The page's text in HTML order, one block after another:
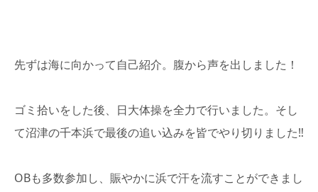
先ずは海に向かって自己紹介。腹から声を出しました！
ゴミ拾いをした後、日大体操を全力で行いました。そし
て沼津の千本浜で最後の追い込みを皆でやり切りました‼︎
OBも多数参加し、賑やかに浜で汗を流すことができまし